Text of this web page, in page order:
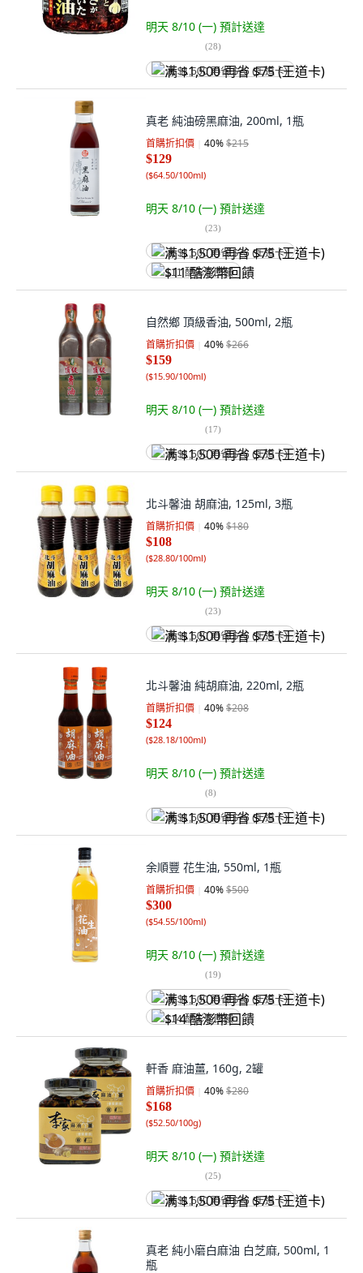
明天 8/10 (一) 預計送達
(28)
满 $1,500 再省 $75 (王道卡)
真老 純油磅黑麻油, 200ml, 1瓶
首購折扣價 40%$215
$129
($64.50/100ml)
明天 8/10 (一) 預計送達
(23)
满 $1,500 再省 $75 (王道卡)
$11 酷澎幣回饋
自然鄉 頂級香油, 500ml, 2瓶
首購折扣價 40%$266
$159
($15.90/100ml)
明天 8/10 (一) 預計送達
(17)
满 $1,500 再省 $75 (王道卡)
北斗馨油 胡麻油, 125ml, 3瓶
首購折扣價 40%$180
$108
($28.80/100ml)
明天 8/10 (一) 預計送達
(23)
满 $1,500 再省 $75 (王道卡)
北斗馨油 純胡麻油, 220ml, 2瓶
首購折扣價 40%$208
$124
($28.18/100ml)
明天 8/10 (一) 預計送達
(8)
满 $1,500 再省 $75 (王道卡)
余順豐 花生油, 550ml, 1瓶
首購折扣價 40%$500
$300
($54.55/100ml)
明天 8/10 (一) 預計送達
(19)
满 $1,500 再省 $75 (王道卡)
$14 酷澎幣回饋
軒香 麻油薑, 160g, 2罐
首購折扣價 40%$280
$168
($52.50/100g)
明天 8/10 (一) 預計送達
(25)
满 $1,500 再省 $75 (王道卡)
真老 純小磨白麻油 白芝麻, 500ml, 1
瓶